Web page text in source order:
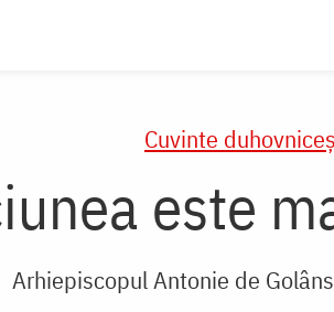
Cuvinte
este
Arhiepiscopul Antonie de